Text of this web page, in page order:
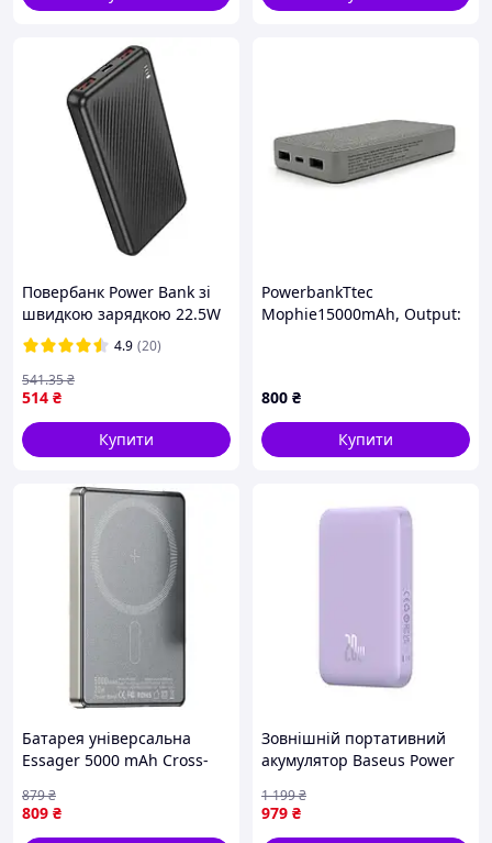
Повербанк Power Bank зі
швидкою зарядкою 22.5W
BOROFONE BJ56 10000mAh
2USB/Type-C PD20W
чорний
4.9 (20)
514 ₴
541.35₴
Купити
PowerbankTtec
Mophie15000mAh, Output:
800 ₴
Купити
Батарея універсальна
Essager 5000 mAh Cross-
QC/3.0 (EDY5K-YJ0A-Z)
809 ₴
879₴
Зовнішній портативний
акумулятор Baseus Power
(P10059002513-00)
979 ₴
1 199₴